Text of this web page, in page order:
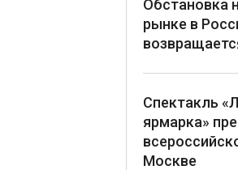
Обстановка
рынке в
Спектакль
ярмарка»
Москве